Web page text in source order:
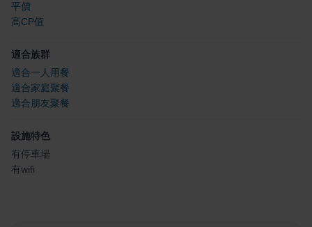
平價
高CP值
適合族群
適合一人用餐
適合家庭聚餐
適合朋友聚餐
設施特色
有停車場
有wifi